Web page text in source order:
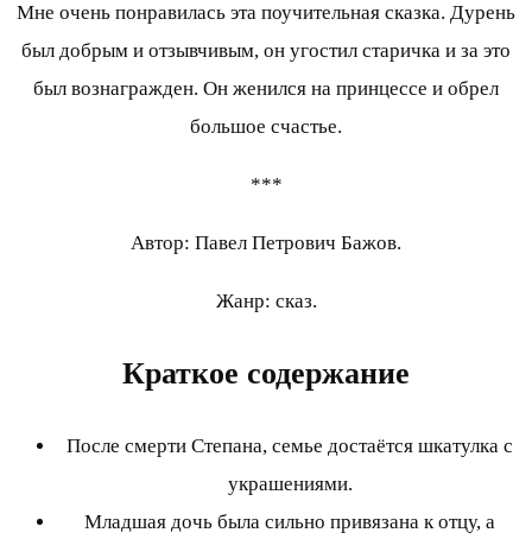
Мне очень понравилась эта поучительная сказка. Дурень
был добрым и отзывчивым, он угостил старичка и за это
был вознагражден. Он женился на принцессе и обрел
большое счастье.
***
Автор: Павел Петрович Бажов.
Жанр: сказ.
Краткое содержание
После смерти Степана, семье достаётся шкатулка с
украшениями.
Младшая дочь была сильно привязана к отцу, а